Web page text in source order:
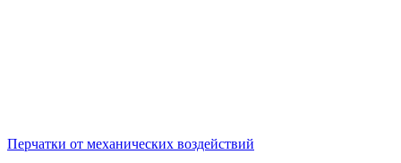
Перчатки от механических воздействий